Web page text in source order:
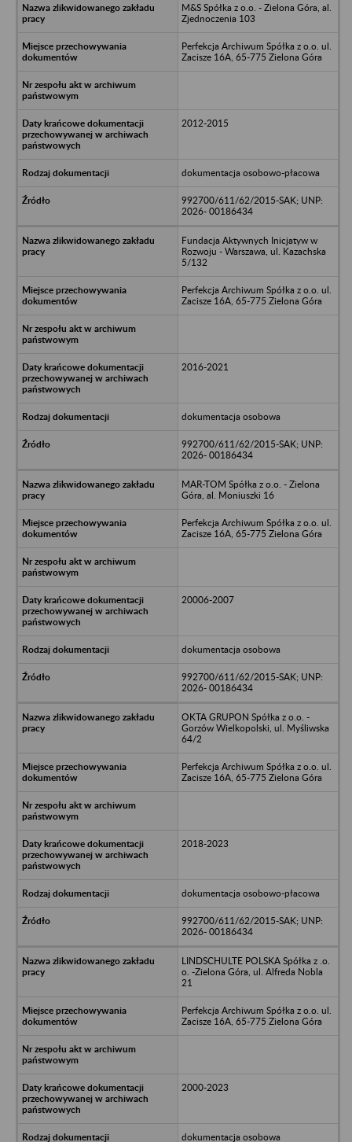
M&S Spółka z o.o. - Zielona Góra, al.
Zjednoczenia 103
Perfekcja Archiwum Spółka z o.o. ul.
Zacisze 16A, 65-775 Zielona Góra
2012-2015
dokumentacja osobowo-płacowa
992700/611/62/2015-SAK; UNP:
2026- 00186434
Fundacja Aktywnych Inicjatyw w
Rozwoju - Warszawa, ul. Kazachska
5/132
Perfekcja Archiwum Spółka z o.o. ul.
Zacisze 16A, 65-775 Zielona Góra
2016-2021
dokumentacja osobowa
992700/611/62/2015-SAK; UNP:
2026- 00186434
MAR-TOM Spółka z o.o. - Zielona
Góra, al. Moniuszki 16
Perfekcja Archiwum Spółka z o.o. ul.
Zacisze 16A, 65-775 Zielona Góra
20006-2007
dokumentacja osobowa
992700/611/62/2015-SAK; UNP:
2026- 00186434
OKTA GRUPON Spółka z o.o. -
Gorzów Wielkopolski, ul. Myśliwska
64/2
Perfekcja Archiwum Spółka z o.o. ul.
Zacisze 16A, 65-775 Zielona Góra
2018-2023
dokumentacja osobowo-płacowa
992700/611/62/2015-SAK; UNP:
2026- 00186434
LINDSCHULTE POLSKA Spółka z .o.
o. -Zielona Góra, ul. Alfreda Nobla
21
Perfekcja Archiwum Spółka z o.o. ul.
Zacisze 16A, 65-775 Zielona Góra
2000-2023
dokumentacja osobowa